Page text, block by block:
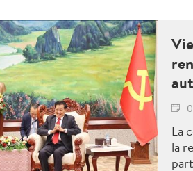
La
la